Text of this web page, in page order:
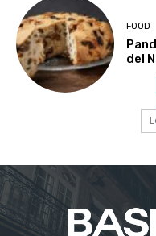
FOOD
del